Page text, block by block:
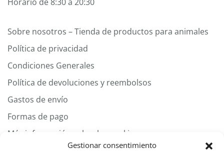
Gestionar consentimiento
Sobre nosotros – Tienda de productos para animales
Política de privacidad
Condiciones Generales
Política de devoluciones y reembolsos
Gastos de envío
Formas de pago
Más información sobre las cookies